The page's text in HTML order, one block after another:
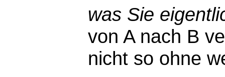
was Sie
von A nach B
nicht so ohne